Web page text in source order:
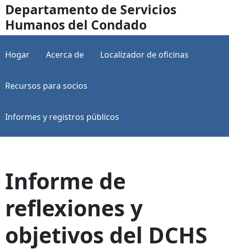
Departamento de Servicios
Humanos del Condado
Hogar Acerca de Localizador de oficinas
Recursos para socios
Informes y registros públicos
Informe de
reflexiones y
objetivos del DCHS